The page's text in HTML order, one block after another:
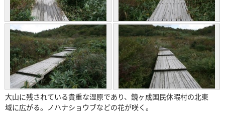
大山に残されている貴重な湿原であり、鏡ヶ成国民休暇村の北東
域に広がる。ノハナショウブなどの花が咲く。